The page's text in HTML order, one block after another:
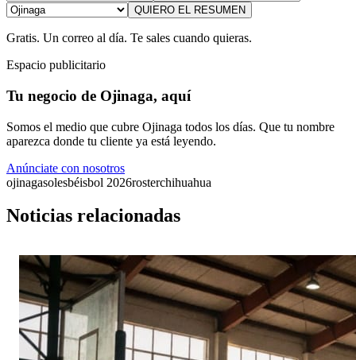
QUIERO EL RESUMEN
Gratis. Un correo al día. Te sales cuando quieras.
Espacio publicitario
Tu negocio de Ojinaga, aquí
Somos el medio que cubre Ojinaga todos los días. Que tu nombre
aparezca donde tu cliente ya está leyendo.
Anúnciate con nosotros
ojinagasolesbéisbol 2026rosterchihuahua
Noticias relacionadas